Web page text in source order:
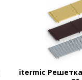
itermic